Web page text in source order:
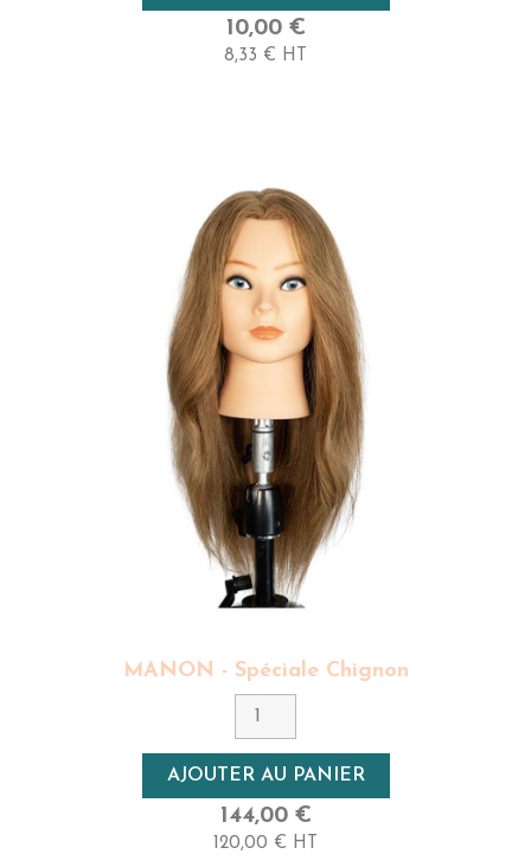
10,00 €
8,33 € HT
MANON - Spéciale Chignon
AJOUTER AU PANIER
144,00 €
120,00 € HT